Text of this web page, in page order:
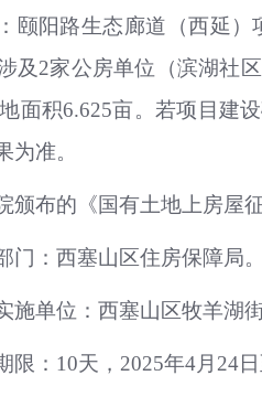
颐阳路生态廊道（西延
及2家公房单位（滨湖
面积6.625亩。若项目建
为准。
颁布的《国有土地上房屋
门：西塞山区住房保障局。
施单位：西塞山区牧羊湖
限：10天，2025年4月24日